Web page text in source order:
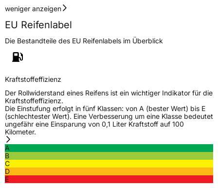
weniger anzeigen
EU Reifenlabel
Die Bestandteile des EU Reifenlabels im Überblick
Kraftstoffeffizienz
Der Rollwiderstand eines Reifens ist ein wichtiger Indikator für die
Kraftstoffeffizienz.
Die Einstufung erfolgt in fünf Klassen: von A (bester Wert) bis E
(schlechtester Wert). Eine Verbesserung um eine Klasse bedeutet
ungefähr eine Einsparung von 0,1 Liter Kraftstoff auf 100
Kilometer.
A
B
C
D
E